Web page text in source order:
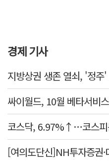
경제 기사
[여의도단신]NH투자증권